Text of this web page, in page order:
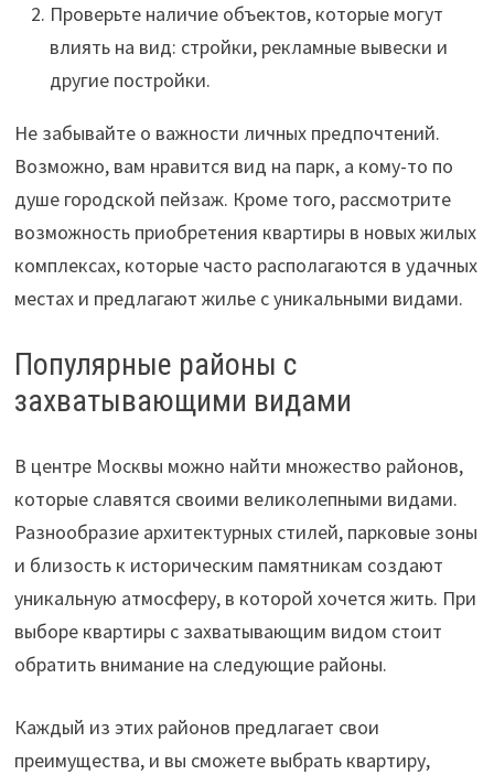
Проверьте наличие объектов, которые могут
влиять на вид: стройки, рекламные вывески и
другие постройки.
Не забывайте о важности личных предпочтений.
Возможно, вам нравится вид на парк, а кому-то по
душе городской пейзаж. Кроме того, рассмотрите
возможность приобретения квартиры в новых жилых
комплексах, которые часто располагаются в удачных
местах и предлагают жилье с уникальными видами.
Популярные районы с
захватывающими видами
В центре Москвы можно найти множество районов,
которые славятся своими великолепными видами.
Разнообразие архитектурных стилей, парковые зоны
и близость к историческим памятникам создают
уникальную атмосферу, в которой хочется жить. При
выборе квартиры с захватывающим видом стоит
обратить внимание на следующие районы.
Каждый из этих районов предлагает свои
преимущества, и вы сможете выбрать квартиру,